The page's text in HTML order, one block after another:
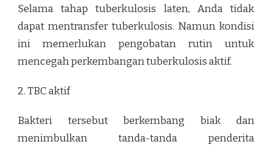
Selama tahap tuberkulosis laten, Anda tidak
dapat mentransfer tuberkulosis. Namun kondisi
ini memerlukan pengobatan rutin untuk
mencegah perkembangan tuberkulosis aktif.
2. TBC aktif
Bakteri tersebut berkembang biak dan
menimbulkan tanda-tanda penderita